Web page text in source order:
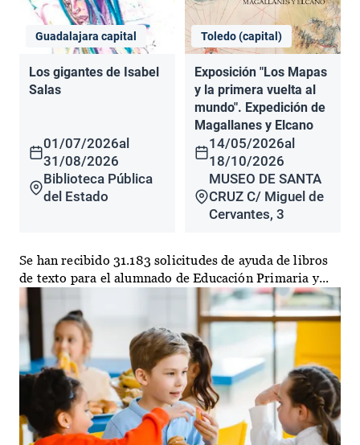
Guadalajara capital
Los gigantes de Isabel
Salas
01/07/2026al
31/08/2026
Biblioteca Pública
del Estado
Toledo (capital)
Exposición "Los Mapas
y la primera vuelta al
mundo". Expedición de
Magallanes y Elcano
14/05/2026al
18/10/2026
MUSEO DE SANTA
CRUZ C/ Miguel de
Cervantes, 3
Se han recibido 31.183 solicitudes de ayuda de libros
de texto para el alumnado de Educación Primaria y...